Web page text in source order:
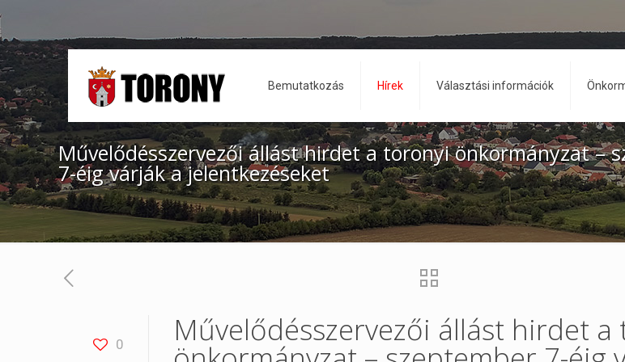
Bemutatkozás Hírek Választási információk
Művelődésszervezői állást hirdet a toronyi önkormányzat –
7-éig várják a jelentkezéseket
0 Művelődésszervezői állást hirdet a